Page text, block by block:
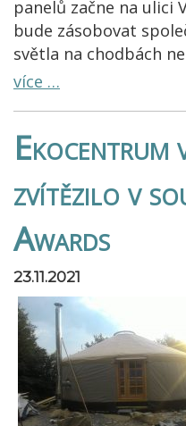
panelů začne na ulici
bude zásobovat
světla na chodbách
více …
Ekocentrum
zvítězilo v
Awards
23.11.2021